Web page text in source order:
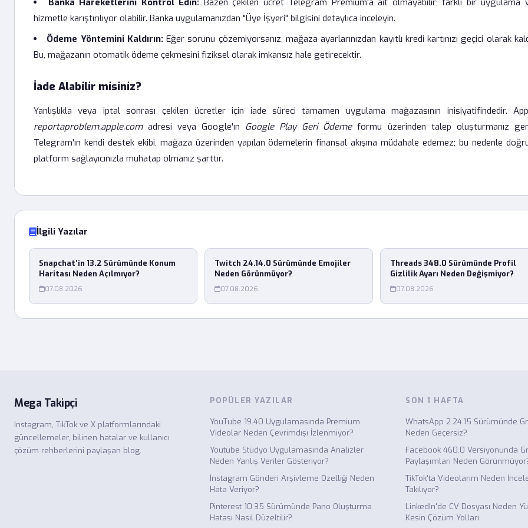
Banka Hareketlerini Kontrol Edin: Bazen çekilen ücret Telegram Premium'a ait olmayabilir; farklı bir uygulama
hizmetle karıştırılıyor olabilir. Banka uygulamanızdan "Üye İşyeri" bilgisini detaylıca inceleyin.
Ödeme Yöntemini Kaldırın:Eğer sorunu çözemiyorsanız, mağaza ayarlarınızdan kayıtlı kredi kartınızı geçici olarak
Bu, mağazanın otomatik ödeme çekmesini fiziksel olarak imkansız hale getirecektir.
İade Alabilir misiniz?
Yanlışlıkla veya iptal sonrası çekilen ücretler için iade süreci tamamen uygulama mağazasının inisiyatifindedir.
reportaproblem.apple.comadresi veya Google'ın Google Play Geri Ödemeformu üzerinden talep oluşturmanız
Telegram'ın kendi destek ekibi, mağaza üzerinden yapılan ödemelerin finansal akışına müdahale edemez; bu nedenle
platform sağlayıcınızla muhatap olmanız şarttır.
İlgili Yazılar
Snapchat'in 13.2 Sürümünde Konum
Haritası Neden Açılmıyor?
07.08.2026
Twitch 24.14.0 Sürümünde Emojiler
Neden Görünmüyor?
07.08.2026
Threads 348.0 Sürümünde Profil
Gizlilik Ayarı Neden Değişmiyor?
07.08.2026
Mega Takipçi
Instagram, TikTok ve X platformlarındaki
güncellemeler, bilinen hatalar ve kullanıcı
çözüm rehberlerini paylaşan blog.
POPÜLER YAZILAR
YouTube 19.40 Uygulamasında Premium
Videolar Neden Çevrimdışı İzlenmiyor?
Youtube Stüdyo Uygulamasında Analizler
Neden Yanlış Veriler Gösteriyor?
İnstagram Gönderi Arşivleme Özelliği Neden
Hata Veriyor?
Pinterest 10.35 Sürümünde Pano Oluşturma
Hatası Nasıl Düzeltilir?
SON 1 HAFTA
WhatsApp 2.24.15 Sürümünde
Neden Geçersiz?
Facebook 460.0 Versiyonunda
Paylaşımları Neden
TikTok'ta Videolarım Neden
Takılıyor?
LinkedIn'de CV Dosyası Neden
Kesin Çözüm Yolları